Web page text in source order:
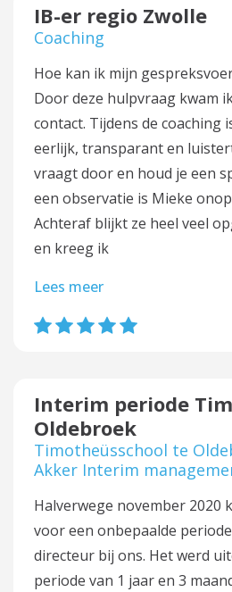
IB-er regio Zwolle
Coaching
Hoe kan ik mijn
Door deze hulpvraag kwam
contact. Tijdens de coaching
eerlijk, transparant en
vraagt door en houd je een
een observatie is Mieke
Achteraf blijkt ze heel veel
en kreeg ik
Lees meer
Interim periode
Oldebroek
Timotheüsschool te
Akker Interim
Halverwege november 2020
voor een onbepaalde
directeur bij ons. Het werd
periode van 1 jaar en 3